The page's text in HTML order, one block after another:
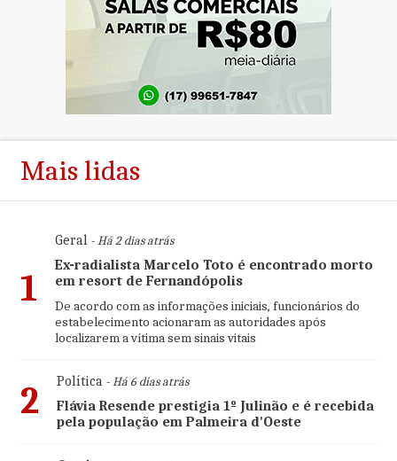
Mais lidas
1
Geral- Há 2 dias atrás
Ex-radialista Marcelo Toto é encontrado morto
em resort de Fernandópolis
De acordo com as informações iniciais, funcionários do
estabelecimento acionaram as autoridades após
localizarem a vítima sem sinais vitais
2 Política- Há 6 dias atrás
Flávia Resende prestigia 1º Julinão e é recebida
pela população em Palmeira d'Oeste